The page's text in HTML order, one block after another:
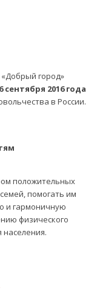
город»
сентября 2016 года
в России.
положительных
помогать им
и гармоничную
физического
населения.